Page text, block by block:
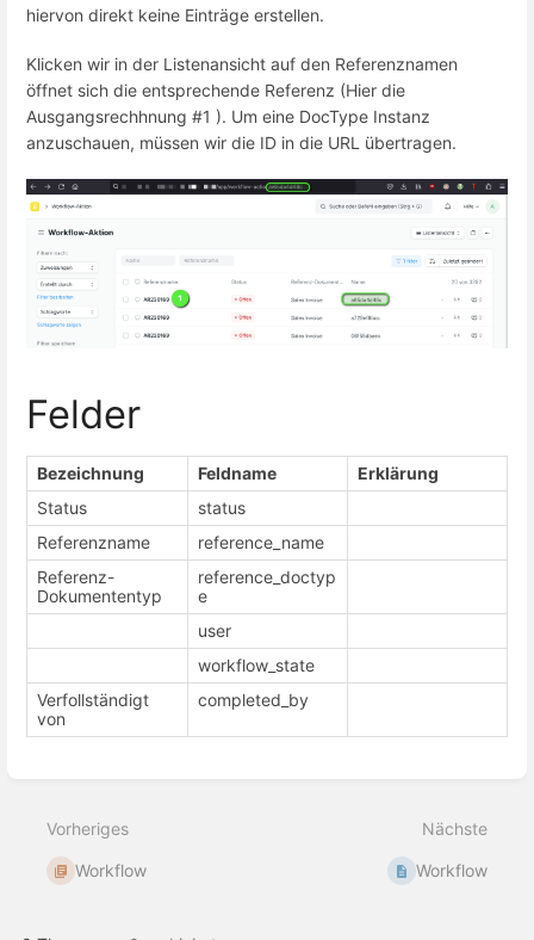
hiervon direkt keine Einträge erstellen.
Klicken wir in der Listenansicht auf den Referenznamen
öffnet sich die entsprechende Referenz (Hier die
Ausgangsrechhnung #1 ). Um eine DocType Instanz
anzuschauen, müssen wir die ID in die URL übertragen.
Felder
Bezeichnung Feldname
Erklärung
Status
status
Referenzname
reference_name
Referenz-
Dokumententyp
reference_doctyp
e
user
workflow_state
Verfollständigt
von
completed_by
Vorheriges
Workflow
Nächste
Workflow